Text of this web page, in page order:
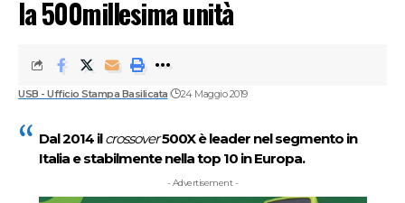
la 500millesima unità
USB - Ufficio Stampa Basilicata 24 Maggio 2019
Dal 2014 ilcrossover500X è leader nel segmento in
Italia e stabilmente nella top 10 in Europa.
- Advertisement -